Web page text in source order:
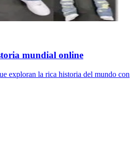
mundial online
exploran la rica historia del mundo con